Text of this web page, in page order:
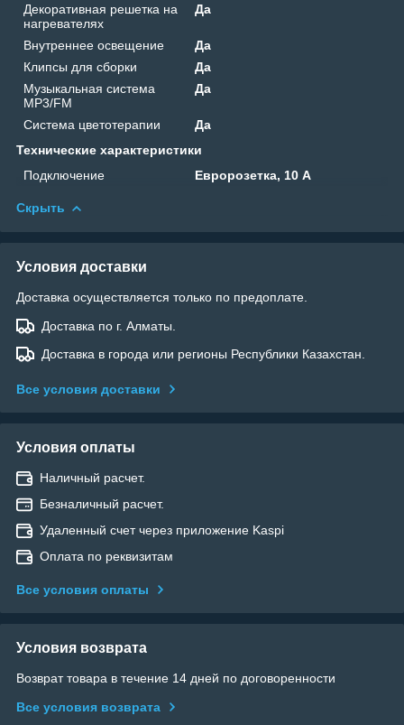
Декоративная решетка на
нагревателях
Да
Внутреннее освещение
Да
Клипсы для сборки
Да
Музыкальная система
MP3/FM
Да
Система цветотерапии
Да
Технические характеристики
Подключение
Евророзетка, 10 A
Скрыть
Условия доставки
Доставка осуществляется только по предоплате.
Доставка по г. Алматы.
Доставка в города или регионы Республики Казахстан.
Все условия доставки
Условия оплаты
Наличный расчет.
Безналичный расчет.
Удаленный счет через приложение Kaspi
Оплата по реквизитам
Все условия оплаты
Условия возврата
Возврат товара в течение 14 дней по договоренности
Все условия возврата